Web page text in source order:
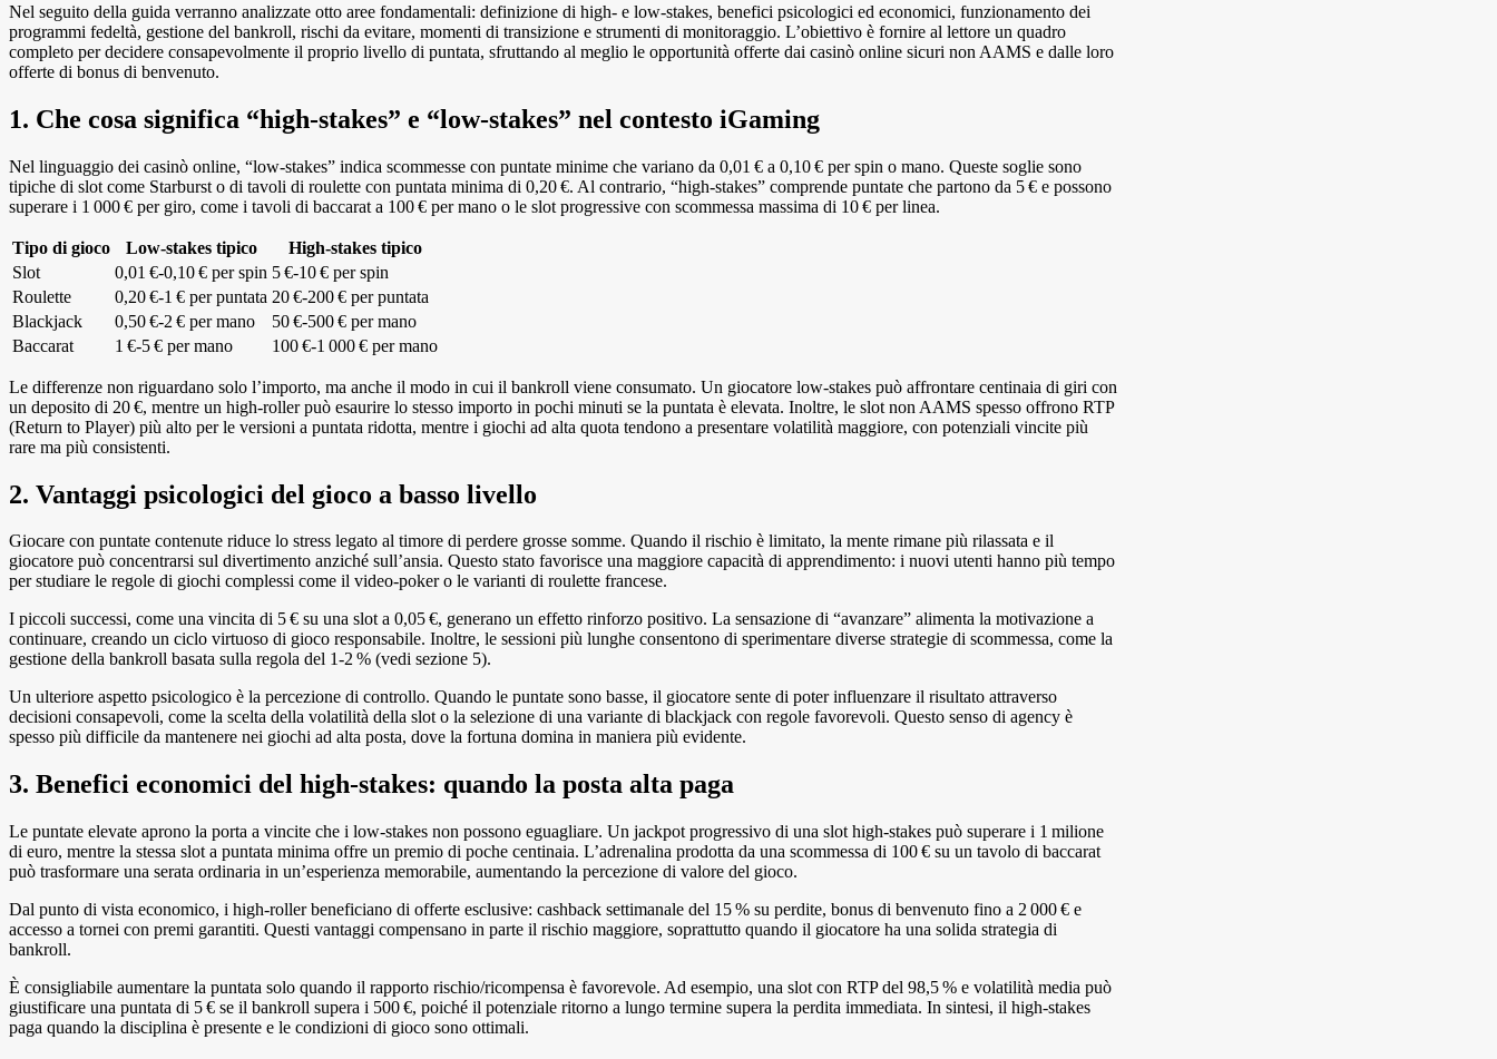
Nel seguito della guida verranno analizzate otto aree fondamentali: definizione di high‑ e low‑stakes, benefici psicologici ed economici, funzionamento dei
programmi fedeltà, gestione del bankroll, rischi da evitare, momenti di transizione e strumenti di monitoraggio. L’obiettivo è fornire al lettore un quadro
completo per decidere consapevolmente il proprio livello di puntata, sfruttando al meglio le opportunità offerte dai casinò online sicuri non AAMS e dalle loro
offerte di bonus di benvenuto.
1. Che cosa significa “high‑stakes” e “low‑stakes” nel contesto iGaming
Nel linguaggio dei casinò online, “low‑stakes” indica scommesse con puntate minime che variano da 0,01 € a 0,10 € per spin o mano. Queste soglie sono
tipiche di slot come Starburst o di tavoli di roulette con puntata minima di 0,20 €. Al contrario, “high‑stakes” comprende puntate che partono da 5 € e possono
superare i 1 000 € per giro, come i tavoli di baccarat a 100 € per mano o le slot progressive con scommessa massima di 10 € per linea.
Tipo di gioco Low‑stakes tipico
High‑stakes tipico
Slot
0,01 €‑0,10 € per spin 5 €‑10 € per spin
Roulette
0,20 €‑1 € per puntata 20 €‑200 € per puntata
Blackjack
0,50 €‑2 € per mano
50 €‑500 € per mano
Baccarat
1 €‑5 € per mano 100 €‑1 000 € per mano
Le differenze non riguardano solo l’importo, ma anche il modo in cui il bankroll viene consumato. Un giocatore low‑stakes può affrontare centinaia di giri con
un deposito di 20 €, mentre un high‑roller può esaurire lo stesso importo in pochi minuti se la puntata è elevata. Inoltre, le slot non AAMS spesso offrono RTP
(Return to Player) più alto per le versioni a puntata ridotta, mentre i giochi ad alta quota tendono a presentare volatilità maggiore, con potenziali vincite più
rare ma più consistenti.
2. Vantaggi psicologici del gioco a basso livello
Giocare con puntate contenute riduce lo stress legato al timore di perdere grosse somme. Quando il rischio è limitato, la mente rimane più rilassata e il
giocatore può concentrarsi sul divertimento anziché sull’ansia. Questo stato favorisce una maggiore capacità di apprendimento: i nuovi utenti hanno più tempo
per studiare le regole di giochi complessi come il video‑poker o le varianti di roulette francese.
I piccoli successi, come una vincita di 5 € su una slot a 0,05 €, generano un effetto rinforzo positivo. La sensazione di “avanzare” alimenta la motivazione a
continuare, creando un ciclo virtuoso di gioco responsabile. Inoltre, le sessioni più lunghe consentono di sperimentare diverse strategie di scommessa, come la
gestione della bankroll basata sulla regola del 1‑2 % (vedi sezione 5).
Un ulteriore aspetto psicologico è la percezione di controllo. Quando le puntate sono basse, il giocatore sente di poter influenzare il risultato attraverso
decisioni consapevoli, come la scelta della volatilità della slot o la selezione di una variante di blackjack con regole favorevoli. Questo senso di agency è
spesso più difficile da mantenere nei giochi ad alta posta, dove la fortuna domina in maniera più evidente.
3. Benefici economici del high‑stakes: quando la posta alta paga
Le puntate elevate aprono la porta a vincite che i low‑stakes non possono eguagliare. Un jackpot progressivo di una slot high‑stakes può superare i 1 milione
di euro, mentre la stessa slot a puntata minima offre un premio di poche centinaia. L’adrenalina prodotta da una scommessa di 100 € su un tavolo di baccarat
può trasformare una serata ordinaria in un’esperienza memorabile, aumentando la percezione di valore del gioco.
Dal punto di vista economico, i high‑roller beneficiano di offerte esclusive: cashback settimanale del 15 % su perdite, bonus di benvenuto fino a 2 000 € e
accesso a tornei con premi garantiti. Questi vantaggi compensano in parte il rischio maggiore, soprattutto quando il giocatore ha una solida strategia di
bankroll.
È consigliabile aumentare la puntata solo quando il rapporto rischio/ricompensa è favorevole. Ad esempio, una slot con RTP del 98,5 % e volatilità media può
giustificare una puntata di 5 € se il bankroll supera i 500 €, poiché il potenziale ritorno a lungo termine supera la perdita immediata. In sintesi, il high‑stakes
paga quando la disciplina è presente e le condizioni di gioco sono ottimali.